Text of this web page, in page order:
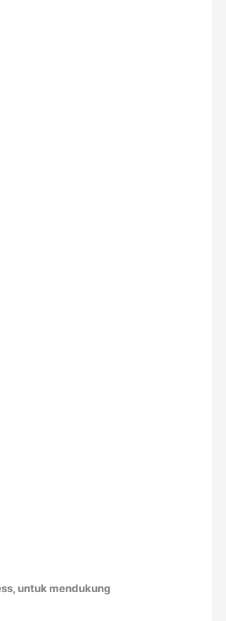
untuk mendukung